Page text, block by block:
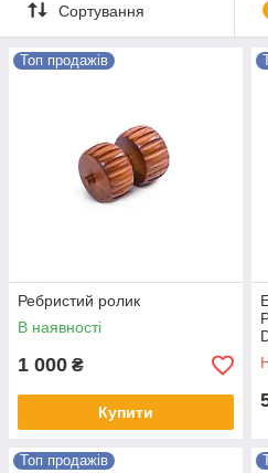
Сортування
Топ продажів
Ребристий ролик
В наявності
1 000 ₴
Купити
Топ продажів